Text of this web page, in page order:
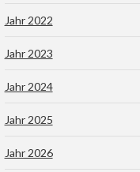
Jahr 2022
Jahr 2023
Jahr 2024
Jahr 2025
Jahr 2026